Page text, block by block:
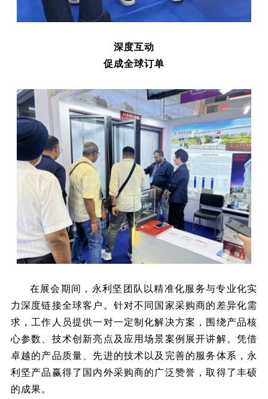
深度互动
促成全球订单
在展会期间，永利坚团队以精准化服务与专业化实
力深度链接全球客户。针对不同国家采购商的差异化需
求，工作人员提供一对一定制化解决方案，围绕产品核
心参数、技术创新亮点及应用场景案例展开讲解。凭借
卓越的产品质量、先进的技术以及完善的服务体系，永
利坚产品赢得了国内外采购商的广泛赞誉，取得了丰硕
的成果。